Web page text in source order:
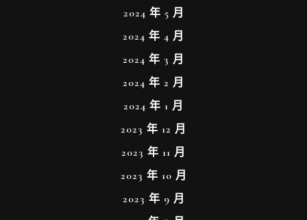
2024 年 5 月
2024 年 4 月
2024 年 3 月
2024 年 2 月
2024 年 1 月
2023 年 12 月
2023 年 11 月
2023 年 10 月
2023 年 9 月